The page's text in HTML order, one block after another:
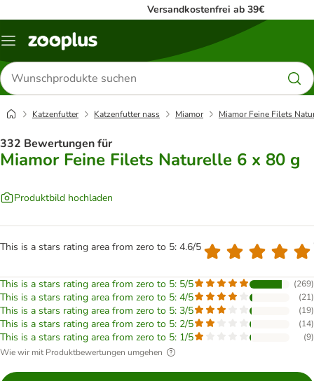
Versandkostenfrei ab 39€
Menü
Produkte
suchen
Katzenfutter Katzenfutter nass Miamor Miamor Feine Filets
332 Bewertungen für
Miamor Feine Filets Naturelle 6 x 80 g
Produktbild hochladen
This is a stars rating area from zero to 5: 4.6/5
This is a stars rating area from zero to 5: 5/5 (269)
This is a stars rating area from zero to 5: 4/5 (21)
This is a stars rating area from zero to 5: 3/5 (19)
This is a stars rating area from zero to 5: 2/5 (14)
This is a stars rating area from zero to 5: 1/5 (9)
Wie wir mit Produktbewertungen umgehen